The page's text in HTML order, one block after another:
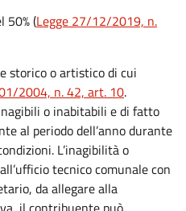
50% (Legge 27/12/2019, n.
storico o artistico di cui
2004, n. 42, art. 10.
o inabitabili e di fatto
al periodo dell’anno durante
L’inagibilità o
tecnico comunale con
da allegare alla